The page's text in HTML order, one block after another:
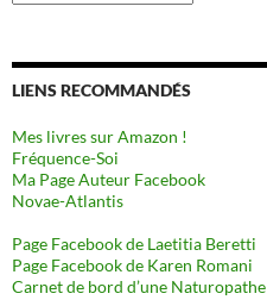
LIENS RECOMMANDÉS
Mes livres sur Amazon !
Fréquence-Soi
Ma Page Auteur Facebook
Novae-Atlantis
Page Facebook de Laetitia Beretti
Page Facebook de Karen Romani
Carnet de bord d’une Naturopathe